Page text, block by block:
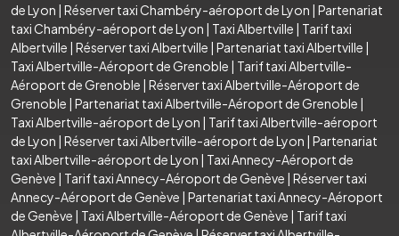
de Lyon | Réserver taxi Chambéry-aéroport de Lyon | Partenariat
taxi Chambéry-aéroport de Lyon | Taxi Albertville | Tarif taxi
Albertville | Réserver taxi Albertville | Partenariat taxi Albertville |
Taxi Albertville-Aéroport de Grenoble | Tarif taxi Albertville-
Aéroport de Grenoble | Réserver taxi Albertville-Aéroport de
Grenoble | Partenariat taxi Albertville-Aéroport de Grenoble |
Taxi Albertville-aéroport de Lyon | Tarif taxi Albertville-aéroport
de Lyon | Réserver taxi Albertville-aéroport de Lyon | Partenariat
taxi Albertville-aéroport de Lyon | Taxi Annecy-Aéroport de
Genève | Tarif taxi Annecy-Aéroport de Genève | Réserver taxi
Annecy-Aéroport de Genève | Partenariat taxi Annecy-Aéroport
de Genève | Taxi Albertville-Aéroport de Genève | Tarif taxi